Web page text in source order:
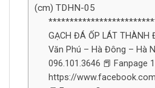
(cm) TDHN-05
GẠCH ĐÁ ỐP LÁT
Văn Phú – Hà Đông – Hà
096.101.3646 📕 Fanpage
https://